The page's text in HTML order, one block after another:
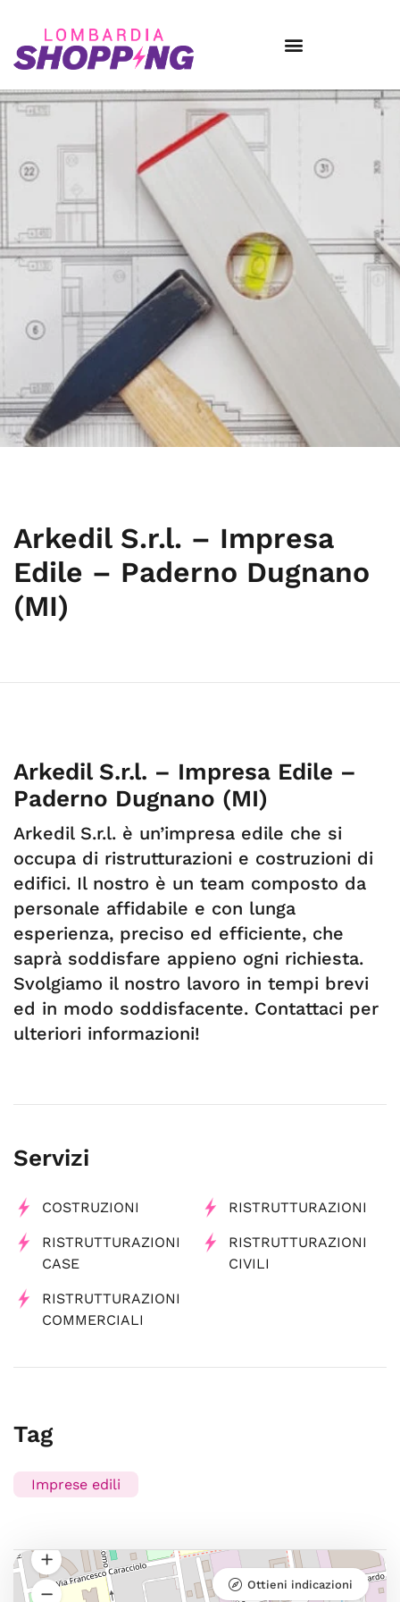
Arkedil S.r.l. – Impresa
Edile – Paderno Dugnano
(MI)
Arkedil S.r.l. – Impresa Edile –
Paderno Dugnano (MI)
Arkedil S.r.l. è un’impresa edile che si
occupa di ristrutturazioni e costruzioni di
edifici. Il nostro è un team composto da
personale affidabile e con lunga
esperienza, preciso ed efficiente, che
saprà soddisfare appieno ogni richiesta.
Svolgiamo il nostro lavoro in tempi brevi
ed in modo soddisfacente. Contattaci per
ulteriori informazioni!
Servizi
COSTRUZIONI RISTRUTTURAZIONI
RISTRUTTURAZIONI
CASE
RISTRUTTURAZIONI
CIVILI
RISTRUTTURAZIONI
COMMERCIALI
Tag
Imprese edili
Ottieni indicazioni